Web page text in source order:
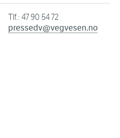
Tlf.: 47 90 54 72
pressedv@vegvesen.no